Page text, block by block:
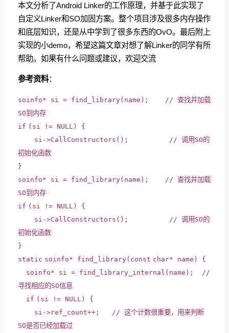
本文分析了Android Linker的工作原理，并基于此实现了
自定义Linker和SO加固方案。整个项目涉及很多内存操作
和底层知识，还是从中学到了很多东西的OvO。最后附上
实现的小demo，希望这篇文章对想了解Linker的同学有所
帮助。如果有什么问题或建议，欢迎交流
参考资料：
soinfo* si = find_library(name);
// 查找并加载
SO到内存
if (si != NULL) {
si->CallConstructors();
// 调用SO的
初始化函数
}
soinfo* si = find_library(name);
// 查找并加载
SO到内存
if (si != NULL) {
si->CallConstructors();
// 调用SO的
初始化函数
}
static soinfo* find_library(const char* name) {
soinfo* si = find_library_internal(name);
//
寻找相应的SO信息
if (si != NULL) {
si->ref_count++;
// 这个计数很重要，用来判断
SO是否已经加载过